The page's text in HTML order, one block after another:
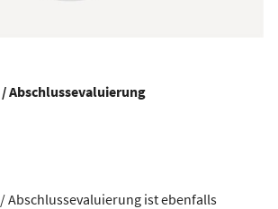
Abschlussevaluierung
Abschlussevaluierung ist ebenfalls